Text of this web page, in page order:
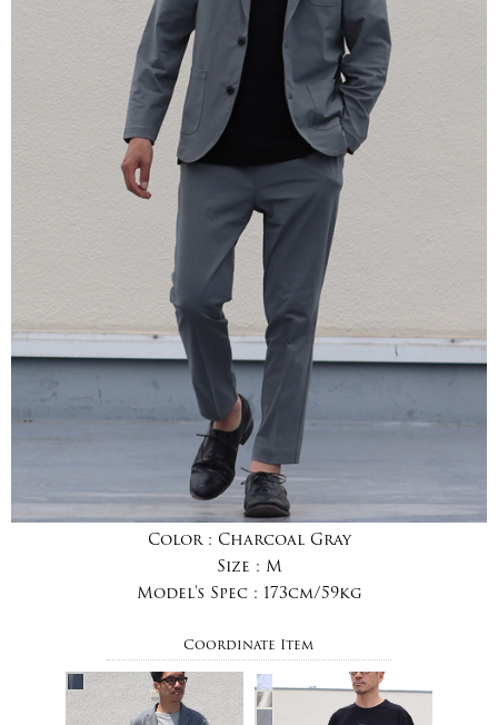
Color : Charcoal Gray
Size : M
Model's Spec : 173cm/59kg
Coordinate Item